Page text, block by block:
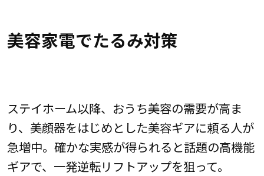
美容家電でたるみ対策
ステイホーム以降、おうち美容の需要が高ま
り、美顔器をはじめとした美容ギアに頼る人が
急増中。確かな実感が得られると話題の高機能
ギアで、一発逆転リフトアップを狙って。